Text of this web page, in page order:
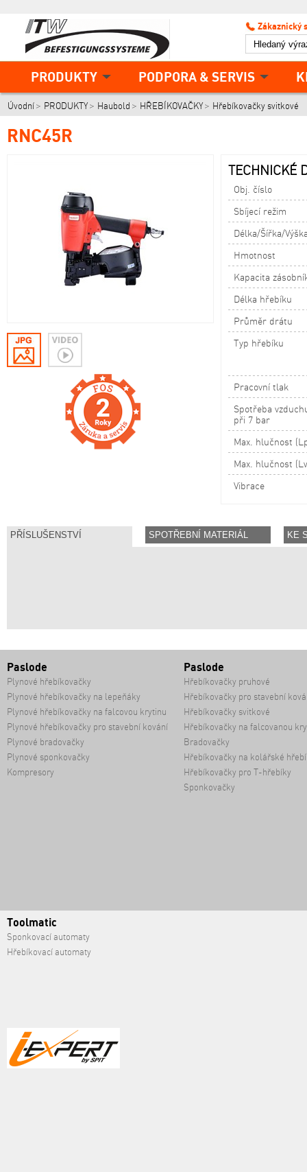
PRODUKTY PODPORA & SERVIS
Zákaznický
Úvodní PRODUKTY Haubold HŘEBÍKOVAČKY Hřebíkovačky svitkové
RNC45R
TECHNICKÉ
Obj. číslo
Sbíjecí režim
Délka/Šířka/
Hmotnost
Kapacita
Délka hřebíku
Průměr drátu
Typ hřebíku
Pracovní tlak
Spotřeba
při 7 bar
Max. hlučnost
Max. hlučnost
Vibrace
Paslode
Plynové hřebíkovačky
Plynové hřebíkovačky na lepeňáky
Plynové hřebíkovačky na falcovou krytinu
Plynové hřebíkovačky pro stavební kování
Plynové bradovačky
Plynové sponkovačky
Kompresory
Paslode
Hřebíkovačky pruhové
Hřebíkovačky pro stavební
Hřebíkovačky svitkové
Hřebíkovačky na falcovanou
Bradovačky
Hřebíkovačky na kolářské
Hřebíkovačky pro T-hřebíky
Sponkovačky
Toolmatic
Sponkovací automaty
Hřebíkovací automaty